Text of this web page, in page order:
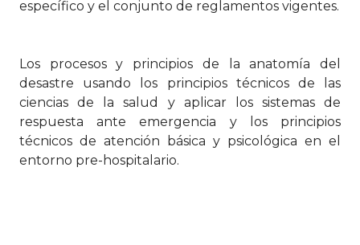
específico y el conjunto de reglamentos vigentes.
Los procesos y principios de la anatomía del
desastre usando los principios técnicos de las
ciencias de la salud y aplicar los sistemas de
respuesta ante emergencia y los principios
técnicos de atención básica y psicológica en el
entorno pre-hospitalario.